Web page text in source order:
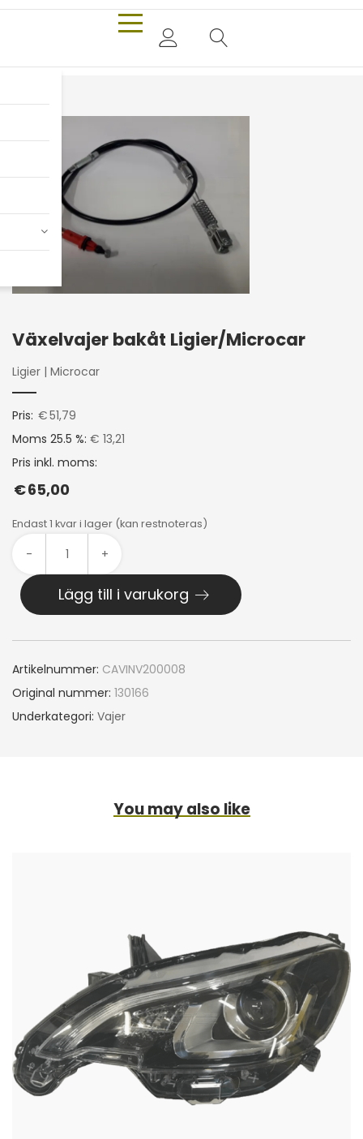
Växelvajer bakåt Ligier/Microcar
Ligier | Microcar
Pris: €51,79
Moms 25.5 %: € 13,21
Pris inkl. moms:
€65,00
Endast 1 kvar i lager (kan restnoteras)
- +
Lägg till i varukorg
Artikelnummer: CAVINV200008
Original nummer: 130166
Underkategori: Vajer
You may also like